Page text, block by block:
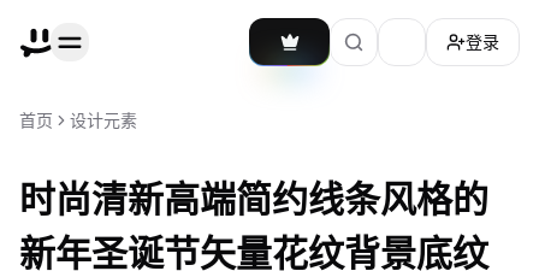
加载主题切换
登录
首页 设计元素
时尚清新高端简约线条风格的
新年圣诞节矢量花纹背景底纹